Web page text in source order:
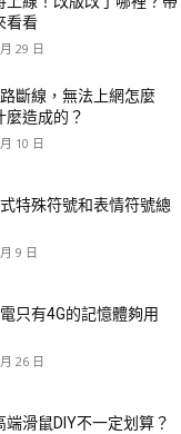
看看
29 日
斷線，無法上網怎麼
麼造成的？
10 日
特殊符號和表情符號總
9 日
只有4G的記憶體夠用
26 日
端滑鼠DIY不一定划算？